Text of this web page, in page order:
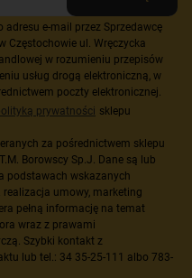
e-mail przez Sprzedawcę
Częstochowie ul. Wręczycka
w rozumieniu przepisów
usług drogą elektroniczną, w
poczty elektronicznej.
prywatności sklepu
za pośrednictwem sklepu
Borowscy Sp.J. Dane są lub
podstawach wskazanych
umowy, marketing
pełną informację na temat
wraz z prawami
Szybki kontakt z
lub tel.: 34 35-25-111 albo 783-